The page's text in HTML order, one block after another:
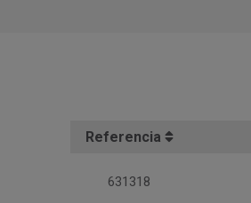
Referencia
631318